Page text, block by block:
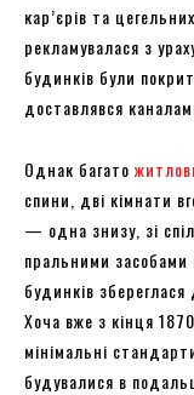
кар’єрів та
рекламувалася з
будинків були
доставлявся
Однак багато
спини, дві кімнати
— одна знизу, зі
пральними засобами
будинків
Хоча вже з кінця
мінімальні
будувалися в